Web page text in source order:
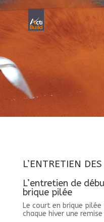
L’ENTRETIEN
L’entretien de
brique pilée
Le court en brique
chaque hiver une